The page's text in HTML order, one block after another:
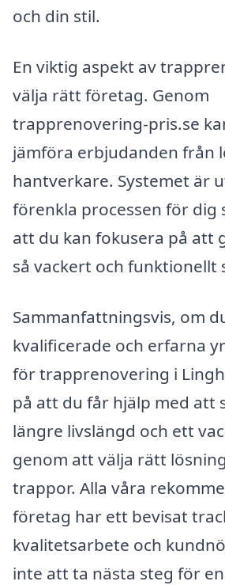
och din stil.
En viktig aspekt av
välja rätt företag. Genom
trapprenovering-pris.se
jämföra erbjudanden från
hantverkare. Systemet är
förenkla processen för dig
att du kan fokusera på att
så vackert och funktionellt
Sammanfattningsvis, om
kvalificerade och erfarna
för trapprenovering i
på att du får hjälp med att
längre livslängd och ett
genom att välja rätt
trappor. Alla våra
företag har ett bevisat
kvalitetsarbete och
inte att ta nästa steg för